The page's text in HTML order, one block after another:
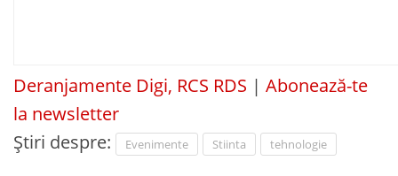
Deranjamente Digi, RCS RDS | Abonează-te
la newsletter
Știri despre:
Evenimente Stiinta tehnologie